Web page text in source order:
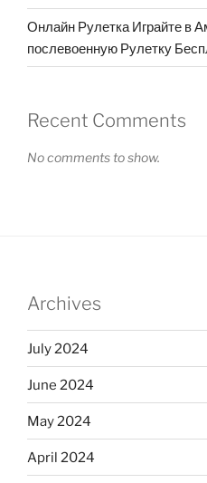
Онлайн Рулетка Играйте в
послевоенную Рулетку
Recent Comments
No comments to show.
Archives
July 2024
June 2024
May 2024
April 2024